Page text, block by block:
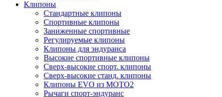
Клипоны
Стандартные клипоны
Спортивные клипоны
Заниженные спортивные
Регулируемые клипоны
Клипоны для эндуранса
Высокие спортивные клипоны
Сверх-высокие спорт. клипоны
Сверх-высокие станд. клипоны
Клипоны EVO из MOTO2
Рычаги спорт-эндуранс